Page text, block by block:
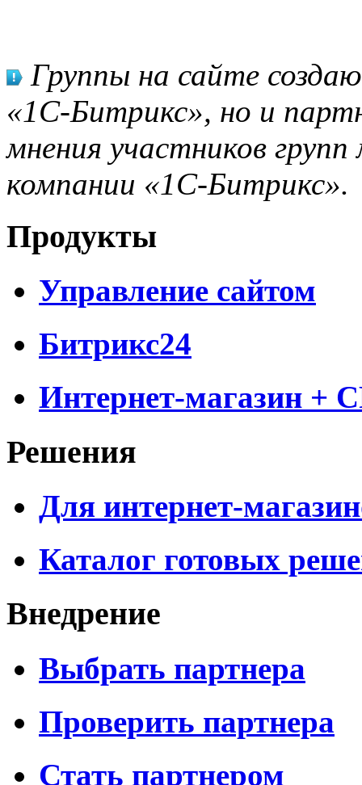
Группы на сайте
«1С-Битрикс», но и
мнения участников
компании «1С-Битрикс».
Продукты
Управление сайтом
Битрикс24
Интернет-магазин +
Решения
Для интернет-
Каталог готовых
Внедрение
Выбрать партнера
Проверить партнера
Стать партнером